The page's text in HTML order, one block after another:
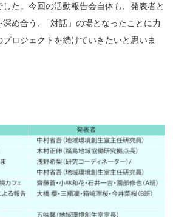
た。今回の活動報告会自体も、発表者と
め合う
「対話」の場となったことに力
ロジェクトを続けていきたいと思いま